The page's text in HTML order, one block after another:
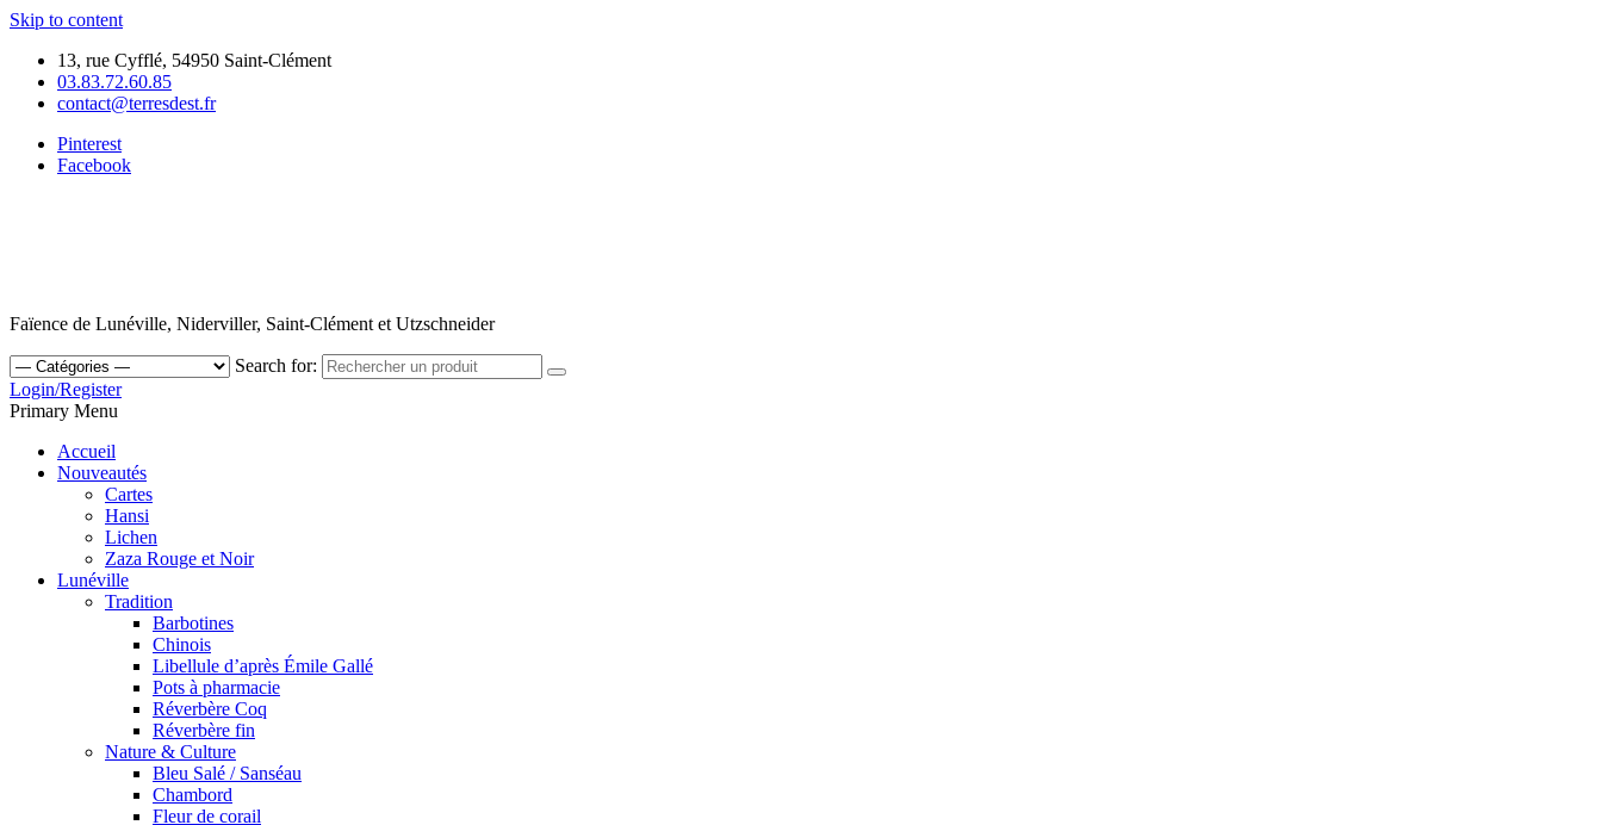
Skip to content
13, rue Cyfflé, 54950 Saint-Clément
03.83.72.60.85
contact@terresdest.fr
Pinterest
Facebook
Faïence de Lunéville, Niderviller, Saint-Clément et Utzschneider
Search for:
Login/Register
Primary Menu
Accueil
Nouveautés
Cartes
Hansi
Lichen
Zaza Rouge et Noir
Lunéville
Tradition
Barbotines
Chinois
Libellule d’après Émile Gallé
Pots à pharmacie
Réverbère Coq
Réverbère fin
Nature & Culture
Bleu Salé / Sanséau
Chambord
Fleur de corail